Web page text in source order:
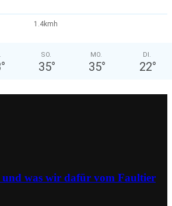
1.4kmh
°
SO.
35°
MO.
35°
DI.
22°
und was wir dafür vom Faultier